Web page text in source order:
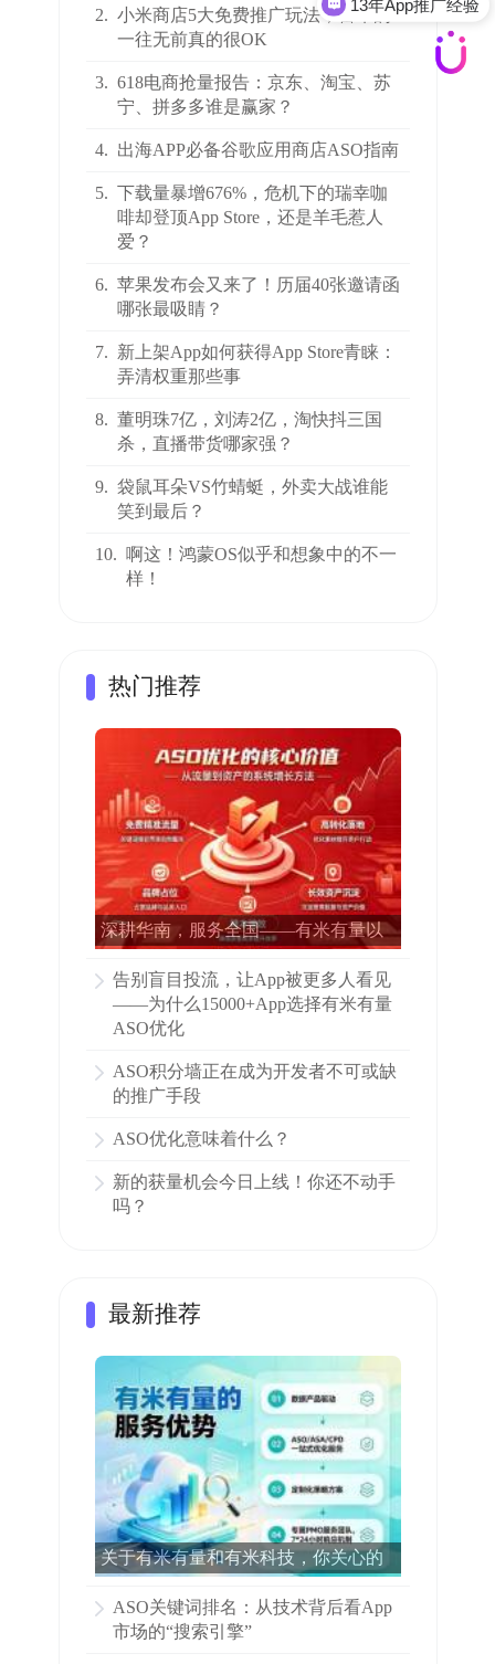
2. 小米商店5大免费推广玩法，雷军的
一往无前真的很OK
3. 618电商抢量报告：京东、淘宝、苏
宁、拼多多谁是赢家？
4. 出海APP必备谷歌应用商店ASO指南
5. 下载量暴增676%，危机下的瑞幸咖
啡却登顶App Store，还是羊毛惹人
爱？
6. 苹果发布会又来了！历届40张邀请函
哪张最吸睛？
7. 新上架App如何获得App Store青睐：
弄清权重那些事
8. 董明珠7亿，刘涛2亿，淘快抖三国
杀，直播带货哪家强？
9. 袋鼠耳朵VS竹蜻蜓，外卖大战谁能
笑到最后？
10. 啊这！鸿蒙OS似乎和想象中的不一
样！
热门推荐
深耕华南，服务全国——有米有量以
告别盲目投流，让App被更多人看见
——为什么15000+App选择有米有量
ASO优化
ASO积分墙正在成为开发者不可或缺
的推广手段
ASO优化意味着什么？
新的获量机会今日上线！你还不动手
吗？
最新推荐
关于有米有量和有米科技，你关心的
ASO关键词排名：从技术背后看App
市场的“搜索引擎”
13年App推广经验